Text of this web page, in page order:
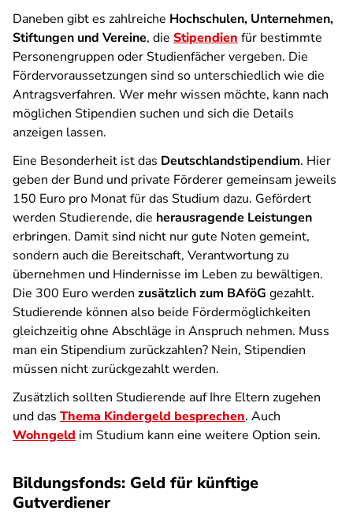
Daneben gibt es zahlreiche Hochschulen, Unternehmen,
Stiftungen und Vereine, die Stipendien für bestimmte
Personengruppen oder Studienfächer vergeben. Die
Fördervoraussetzungen sind so unterschiedlich wie die
Antragsverfahren. Wer mehr wissen möchte, kann nach
möglichen Stipendien suchen und sich die Details
anzeigen lassen.
Eine Besonderheit ist das Deutschlandstipendium. Hier
geben der Bund und private Förderer gemeinsam jeweils
150 Euro pro Monat für das Studium dazu. Gefördert
werden Studierende, die herausragende Leistungen
erbringen. Damit sind nicht nur gute Noten gemeint,
sondern auch die Bereitschaft, Verantwortung zu
übernehmen und Hindernisse im Leben zu bewältigen.
Die 300 Euro werden zusätzlich zum BAföG gezahlt.
Studierende können also beide Fördermöglichkeiten
gleichzeitig ohne Abschläge in Anspruch nehmen. Muss
man ein Stipendium zurückzahlen? Nein, Stipendien
müssen nicht zurückgezahlt werden.
Zusätzlich sollten Studierende auf Ihre Eltern zugehen
und das Thema Kindergeld besprechen. Auch
Wohngeld im Studium kann eine weitere Option sein.
Bildungsfonds: Geld für künftige
Gutverdiener